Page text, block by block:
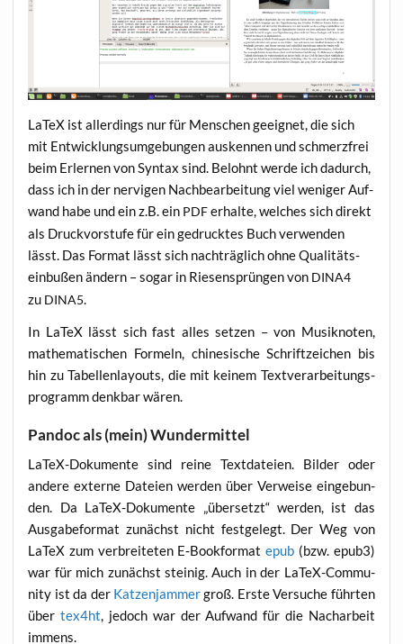
LaTeX ist aller­dings nur für Men­schen geeig­net, die sich
mit Ent­wick­lungs­um­ge­bun­gen aus­ken­nen und schmerz­frei
beim Erler­nen von Syn­tax sind. Belohnt wer­de ich dadurch,
dass ich in der ner­vi­gen Nach­be­ar­bei­tung viel weni­ger Auf­
wand habe und ein z.B. ein PDFerhal­te, wel­ches sich direkt
als Druck­vor­stu­fe für ein gedruck­tes Buch ver­wen­den
lässt. Das For­mat lässt sich nach­träg­lich ohne Qua­li­täts­
ein­bu­ßen ändern – sogar in Rie­sen­sprün­gen von DINA4
zu DINA5.
In LaTeX lässt sich fast alles set­zen – von Musik­no­ten,
mathe­ma­ti­schen For­meln, chi­ne­si­sche Schrift­zei­chen bis
hin zu Tabel­len­lay­outs, die mit kei­nem Text­ver­ar­bei­tungs­
pro­gramm denk­bar wären.
Pandoc als (mein) Wundermittel
LaTeX-Doku­men­te sind rei­ne Text­da­tei­en. Bil­der oder
ande­re exter­ne Datei­en wer­den über Ver­wei­se ein­ge­bun­
den. Da LaTeX-Doku­men­te „über­setzt“ wer­den, ist das
Aus­ga­be­for­mat zunächst nicht fest­ge­legt. Der Weg von
LaTeX zum ver­brei­te­ten E‑Bookformatepub (bzw. epub3)
war für mich zunächst stei­nig. Auch in der LaTeX-Com­mu­
ni­ty ist da der Kat­zen­jam­mergroß. Ers­te Ver­su­che führ­ten
übertex4ht, jedoch war der Auf­wand für die Nach­ar­beit
immens.